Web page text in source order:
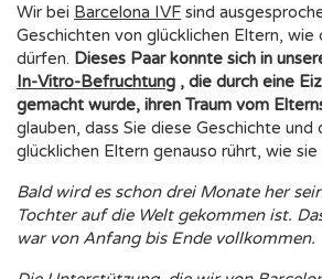
Wir bei Barcelona IVF
Geschichten von glücklichen Eltern,
dürfen. Dieses Paar konnte sich in
In-Vitro-Befruchtung , die durch eine
gemacht wurde, ihren Traum vom
glauben, dass Sie diese Geschichte und
glücklichen Eltern genauso rührt, wie sie
Bald wird es schon drei Monate her
Tochter auf die Welt gekommen ist.
war von Anfang bis Ende vollkommen.